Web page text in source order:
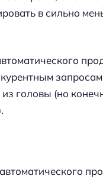
в сильно
головы (но